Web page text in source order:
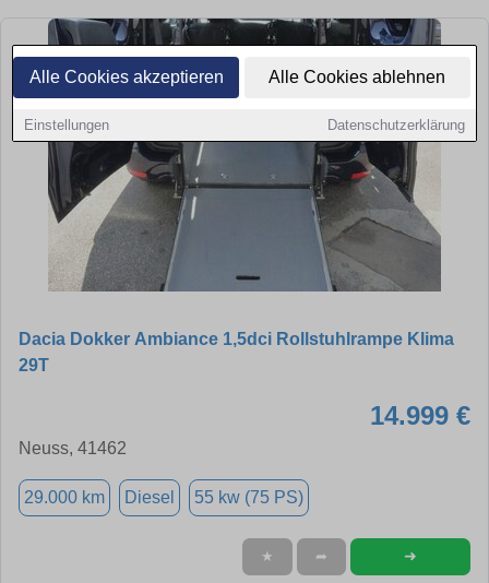
Alle Cookies akzeptieren Alle Cookies ablehnen
Einstellungen Datenschutzerklärung
Dacia Dokker Ambiance 1,5dci Rollstuhlrampe Klima
29T
14.999 €
Neuss, 41462
29.000 km Diesel 55 kw (75 PS)
★ ➦ ➜